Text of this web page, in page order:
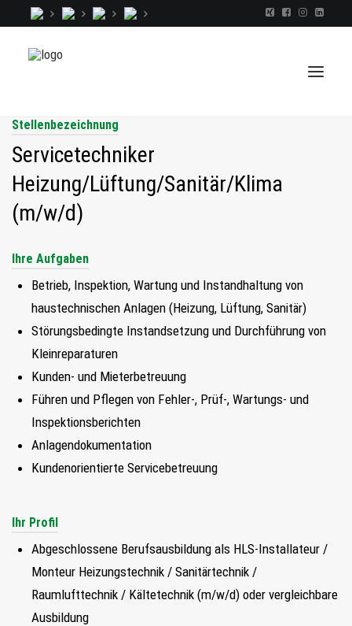
TALENTINDEX
CONSULTING
RECRUITING
COACHING
EXTRA
KOPF
SUCHEN
Stellenbezeichnung
Servicetechniker
Heizung/Lüftung/Sanitär/Klima
(m/w/d)
Ihre Aufgaben
Betrieb, Inspektion, Wartung und Instandhaltung von
haustechnischen Anlagen (Heizung, Lüftung, Sanitär)
Störungsbedingte Instandsetzung und Durchführung von
Kleinreparaturen
Kunden- und Mieterbetreuung
Führen und Pflegen von Fehler-, Prüf-, Wartungs- und
Inspektionsberichten
Anlagendokumentation
Kundenorientierte Servicebetreuung
Ihr Profil
Abgeschlossene Berufsausbildung als HLS-Installateur /
Monteur Heizungstechnik / Sanitärtechnik /
Raumlufttechnik / Kältetechnik (m/w/d) oder vergleichbare
Ausbildung